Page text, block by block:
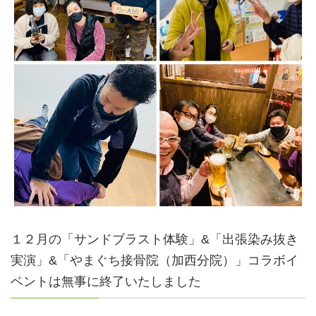
１２月の「サンドブラスト体験」&「出張染み抜き
実演」&「やまぐち接骨院（加西分院）」コラボイ
ベントは無事に終了いたしました